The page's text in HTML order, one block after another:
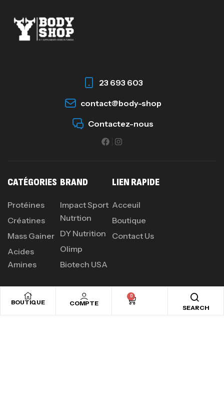
BOUTIQUE COMPTE
0
SEARCH
23 693 603
contact@body-shop
Contactez-nous
CATÉGORIES
Protéines
Créatines
Mass Gainer
Acides
Amines
BRAND
Impact Sport
Nutrtion
DY Nutrition
Olimp
Biotech USA
LIEN RAPIDE
Acceuil
Boutique
Contact Us